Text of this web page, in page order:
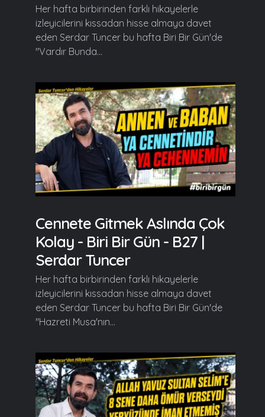
Her hafta birbirinden farklı hikayelerle
izleyicilerini kıssadan hisse almaya davet
eden Serdar Tuncer bu hafta Biri Bir Gün'de
"Vardır Bunda...
Cennete Gitmek Aslında Çok
Kolay - Biri Bir Gün - B27 |
Serdar Tuncer
Her hafta birbirinden farklı hikayelerle
izleyicilerini kıssadan hisse almaya davet
eden Serdar Tuncer bu hafta Biri Bir Gün'de
"Hazreti Musa'nın...